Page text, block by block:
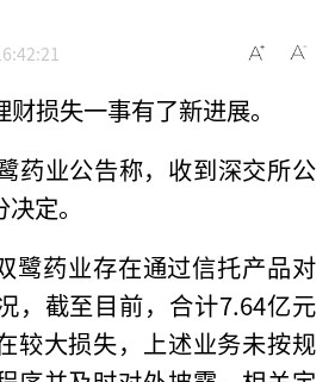
损失一事有了新进展。
药业公告称，收到深交所公
定。
鹭药业存在通过信托产品对
，截至目前，合计7.64亿元
较大损失，上述业务未按规